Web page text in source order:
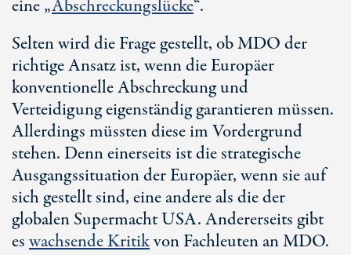
eine „Abschreckungslücke“.
Selten wird die Frage gestellt, ob MDO der
richtige Ansatz ist, wenn die Europäer
konventionelle Abschreckung und
Verteidigung eigenständig garantieren müssen.
Allerdings müssten diese im Vordergrund
stehen. Denn einerseits ist die strategische
Ausgangssituation der Europäer, wenn sie auf
sich gestellt sind, eine andere als die der
globalen Supermacht USA. Andererseits gibt
eswachsende Kritikvon Fachleuten an MDO.